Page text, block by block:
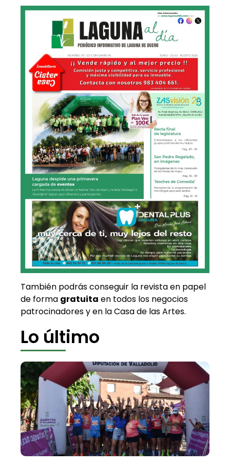
También podrás conseguir la revista en papel
de forma gratuita en todos los negocios
patrocinadores y en la Casa de las Artes.
Lo último